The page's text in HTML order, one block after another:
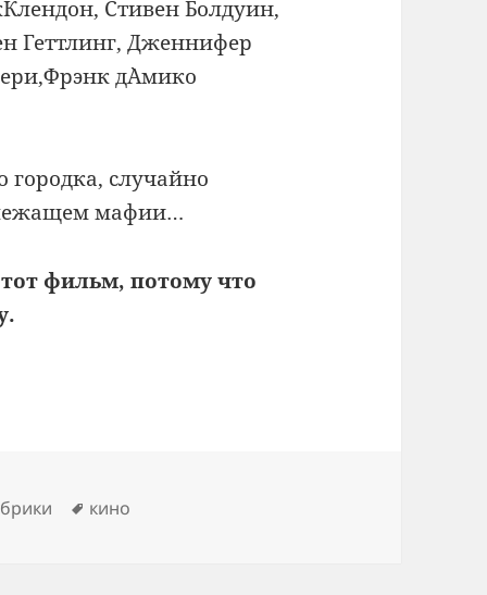
Стивен Болдуин,
Геттлинг, Дженнифер
д`Амико
городка, случайно
мафии…
фильм, потому что
Метки
кино